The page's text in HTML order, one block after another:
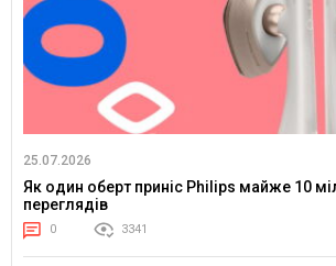
25.07.2026
Як один оберт приніс Philips майже 10
переглядів
0 3341